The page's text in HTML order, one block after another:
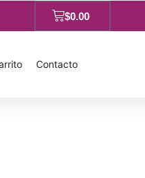
$0.00
Contacto